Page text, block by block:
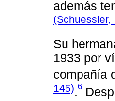
además
(Schuessler,
Su
1933 por
compañía
145).6